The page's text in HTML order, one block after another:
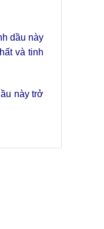
dầu này
và tinh
này trở
khác,